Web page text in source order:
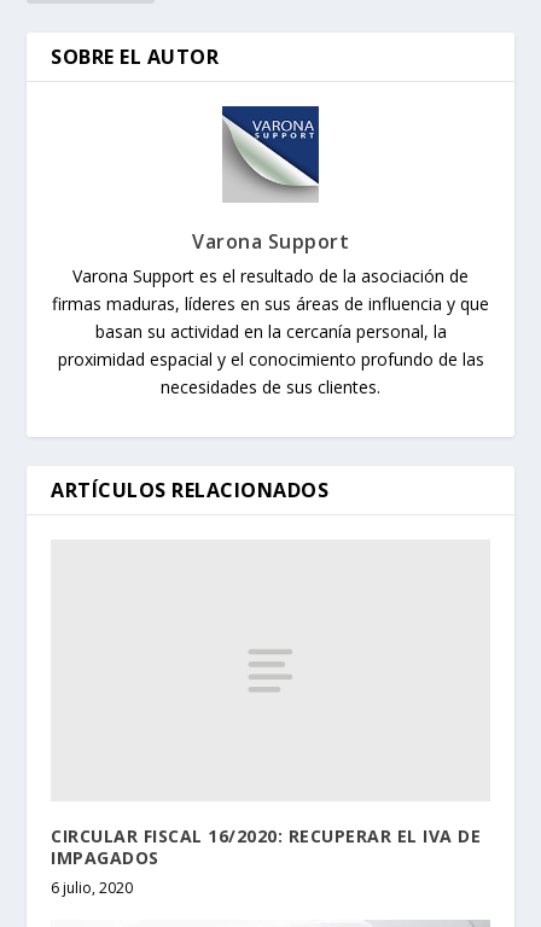
SOBRE EL AUTOR
Varona Support
Varona Support es el resultado de la asociación de
firmas maduras, líderes en sus áreas de influencia y que
basan su actividad en la cercanía personal, la
proximidad espacial y el conocimiento profundo de las
necesidades de sus clientes.
ARTÍCULOS RELACIONADOS
CIRCULAR FISCAL 16/2020: RECUPERAR EL IVA DE
IMPAGADOS
6 julio, 2020